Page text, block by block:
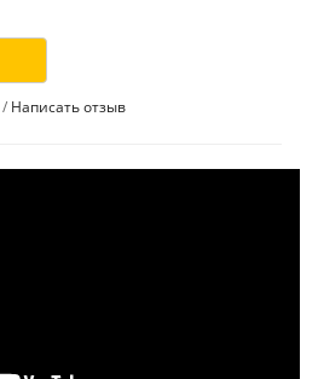
/ Написать отзыв